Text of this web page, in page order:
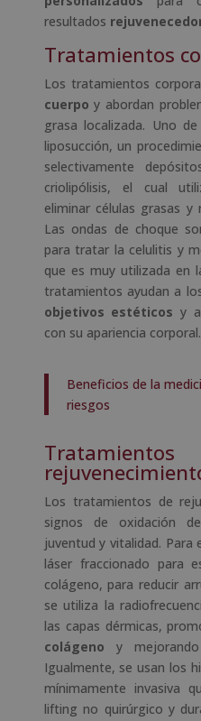
resultados
Tratamientos
Los tratamientos
cuerpo y abordan
grasa localizada. Uno
liposucción, un
selectivamente
criolipólisis, el cual
eliminar células grasas y
Las ondas de choque
para tratar la celulitis y
que es muy utilizada en
tratamientos ayudan a
objetivos estéticos y
con su apariencia corporal.
Beneficios de la
riesgos
Los tratamientos de
signos de oxidación
juventud y vitalidad.
láser fraccionado para
colágeno, para reducir
se utiliza la
las capas dérmicas,
colágeno y
Igualmente, se usan los
mínimamente invasiva
lifting no quirúrgico y